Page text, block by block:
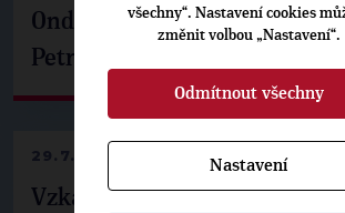
Ondřej Havel jednal s
Petrem Pavlem
29.7.2026
Vzkaz Matěje Ondřeje Havla
všechny“. Nastavení cookies
změnit volbou „Nastavení“.
Odmítnout všechny
Nastavení